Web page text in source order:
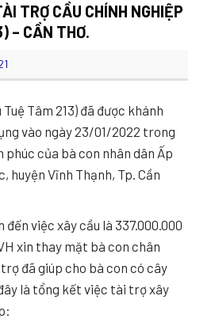
TRỢ CẦU CHÍNH NGHIỆP
– CẦN THƠ.
Tâm 213) đã được khánh
vào ngày 23/01/2022 trong
phúc của bà con nhân dân Ấp
huyện Vĩnh Thạnh, Tp. Cần
đến việc xây cầu là 337.000.000
xin thay mặt bà con chân
đã giúp cho bà con có cây
là tổng kết việc tài trợ xây